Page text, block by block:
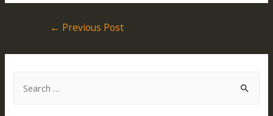
← Previous Post